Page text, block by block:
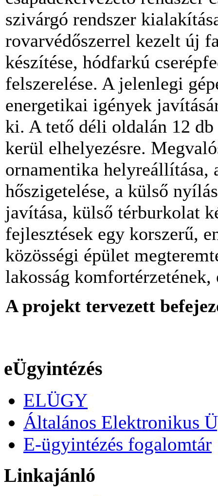
szivárgó rendszer
rovarvédőszerrel kezelt új
készítése, hódfarkú
felszerelése. A jelenlegi
energetikai igények
ki. A tető déli oldalán 12
kerül elhelyezésre.
ornamentika
hőszigetelése, a külső
javítása, külső térburkolat
fejlesztések egy korszerű,
közösségi épület
lakosság
A projekt tervezett
eÜgyintézés
ELÜGY
Általános Elektronikus
E-ügyintézés fogalomtár
Linkajánló